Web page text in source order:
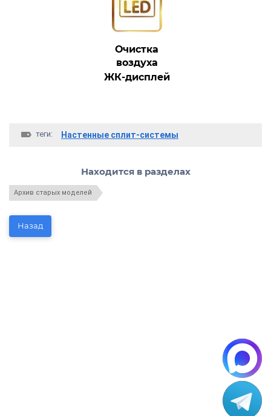
Очистка
воздуха
ЖК-дисплей
теги: Настенные сплит-системы
Находится в разделах
Архив старых моделей
Назад